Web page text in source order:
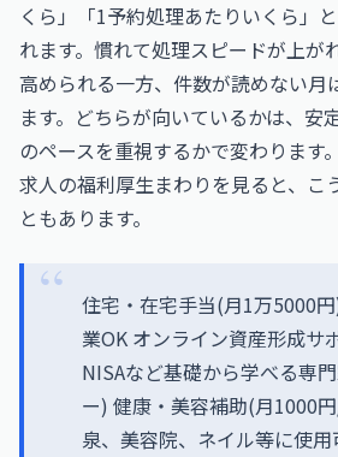
くら」「1予約処理あたりいくら」
れます。慣れて処理スピードが上が
高められる一方、件数が読めない月
ます。どちらが向いているかは、安
のペースを重視するかで変わります。
求人の福利厚生まわりを見ると、こ
ともあります。
住宅・在宅手当(月1万5000
業OK オンライン資産形成サ
NISAなど基礎から学べる専
ー) 健康・美容補助(月1000
泉、美容院、ネイル等に使